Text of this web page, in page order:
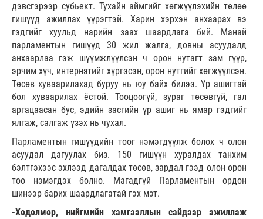
дэвсгэрээр субьект. Тухайн аймгийг хөгжүүлэхийн төлөө
гишүүд ажиллах үүрэгтэй. Харин хэрхэн анхаарах вэ
гэдгийг хуульд нарийн заах шаардлага бий. Манай
парламентын гишүүд 30 жил жалга, довны асуудалд
анхаарлаа гэж шүүмжлүүлсэн ч орон нутагт зам гүүр,
эрчим хүч, интернэтийг хүргэсэн, орон нутгийг хөгжүүлсэн.
Төсөв хуваарилахад буруу нь юу байх билээ. Үр ашигтай
бол хуваарилах ёстой. Тооцоогүй, зураг төсөвгүй, гал
аргацаасан бус, эдийн засгийн үр ашиг нь ямар гэдгийг
ялгаж, салгаж үзэх нь чухал.
Парламентын гишүүдийн тоог нэмэгдүүлж болох ч олон
асуудал дагуулах биз. 150 гишүүн хуралдах танхим
бэлтгэхээс эхлээд дагалдах төсөв, зардал гээд олон орон
тоо нэмэгдэх болно. Магадгүй Парламентын ордон
шинээр барих шаардлагатай гэх мэт.
-Хөдөлмөр, нийгмийн хамгааллын сайдаар ажиллаж